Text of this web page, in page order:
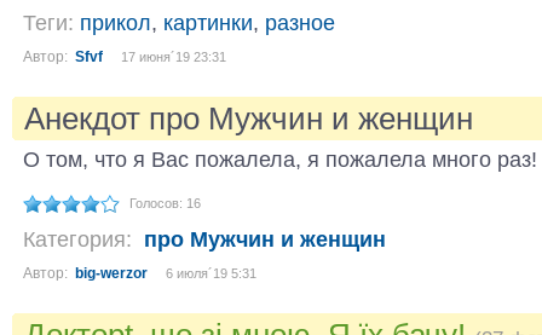
Теги: прикол, картинки, разное
Автор: Sfvf 17 июня´19 23:31
Анекдот про Мужчин и женщин
O том, что я Вас пожалела, я пожалела много раз!
Голосов: 16
Категория: про Мужчин и женщин
Автор: big-werzor 6 июля´19 5:31